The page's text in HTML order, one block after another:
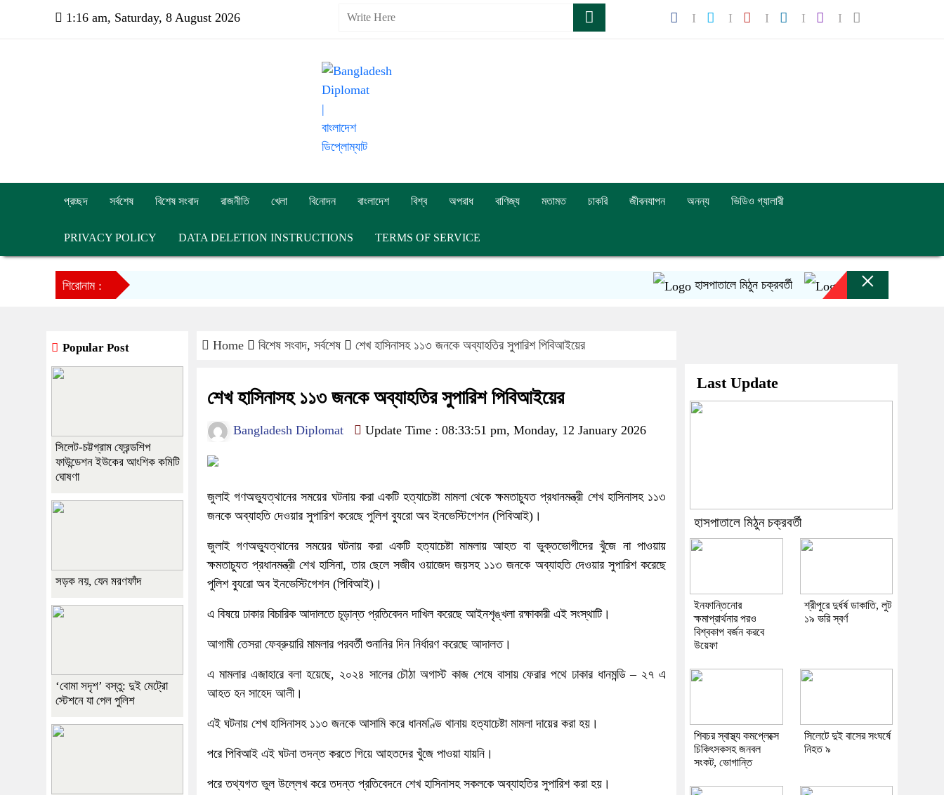
1:16 am, Saturday, 8 August 2026
প্রচ্ছদ সর্বশেষ বিশেষ সংবাদ রাজনীতি খেলা বিনোদন বাংলাদেশ বিশ্ব অপরাধ বাণিজ্য মতামত চাকরি জীবনযাপন অনন্য ভিডিও গ্যালারী
PRIVACY POLICY DATA DELETION INSTRUCTIONS TERMS OF SERVICE
শিরোনাম : হাসপাতালে মিঠুন চক্রবর্তী ইনফান্তিনোর ক্ষমাপ্রার্থনার
×
Home বিশেষ সংবাদ, সর্বশেষ শেখ হাসিনাসহ ১১৩ জনকে অব্যাহতির সুপারিশ পিবিআইয়ের
শেখ হাসিনাসহ ১১৩ জনকে অব্যাহতির সুপারিশ পিবিআইয়ের
Bangladesh Diplomat Update Time : 08:33:51 pm, Monday, 12 January 2026
জুলাই গণঅভ্যুত্থানের সময়ের ঘটনায় করা একটি হত্যাচেষ্টা মামলা থেকে ক্ষমতাচ্যুত প্রধানমন্ত্রী শেখ হাসিনাসহ ১১৩
জনকে অব্যাহতি দেওয়ার সুপারিশ করেছে পুলিশ ব্যুরো অব ইনভেস্টিগেশন (পিবিআই)।
জুলাই গণঅভ্যুত্থানের সময়ের ঘটনায় করা একটি হত্যাচেষ্টা মামলায় আহত বা ভুক্তভোগীদের খুঁজে না পাওয়ায়
ক্ষমতাচ্যুত প্রধানমন্ত্রী শেখ হাসিনা, তার ছেলে সজীব ওয়াজেদ জয়সহ ১১৩ জনকে অব্যাহতি দেওয়ার সুপারিশ করেছে
পুলিশ ব্যুরো অব ইনভেস্টিগেশন (পিবিআই)।
এ বিষয়ে ঢাকার বিচারিক আদালতে চূড়ান্ত প্রতিবেদন দাখিল করেছে আইনশৃঙ্খলা রক্ষাকারী এই সংস্থাটি।
আগামী তেসরা ফেব্রুয়ারি মামলার পরবর্তী শুনানির দিন নির্ধারণ করেছে আদালত।
এ মামলার এজাহারে বলা হয়েছে, ২০২৪ সালের চৌঠা অগাস্ট কাজ শেষে বাসায় ফেরার পথে ঢাকার ধানমন্ডি – ২৭ এ
আহত হন সাহেদ আলী।
এই ঘটনায় শেখ হাসিনাসহ ১১৩ জনকে আসামি করে ধানমণ্ডি থানায় হত্যাচেষ্টা মামলা দায়ের করা হয়।
পরে পিবিআই এই ঘটনা তদন্ত করতে গিয়ে আহতদের খুঁজে পাওয়া যায়নি।
পরে তথ্যগত ভুল উল্লেখ করে তদন্ত প্রতিবেদনে শেখ হাসিনাসহ সকলকে অব্যাহতির সুপারিশ করা হয়।
Popular Post
সিলেট-চট্টগ্রাম ফ্রেন্ডশিপ
ফাউন্ডেশন ইউকের আংশিক কমিটি
ঘোষণা
সড়ক নয়, যেন মরণফাঁদ
‘বোমা সদৃশ’ বস্তু: দুই মেট্রো
স্টেশনে যা পেল পুলিশ
Last Update
হাসপাতালে মিঠুন চক্রবর্তী
ইনফান্তিনোর
ক্ষমাপ্রার্থনার পরও
বিশ্বকাপ বর্জন করবে
উয়েফা
শ্রীপুরে দুর্ধর্ষ ডাকাতি, লুট
১৯ ভরি স্বর্ণ
শিবচর স্বাস্থ্য কমপ্লেক্সে
চিকিৎসকসহ জনবল
সংকট, ভোগান্তি
সিলেটে দুই বাসের সংঘর্ষে
নিহত ৯